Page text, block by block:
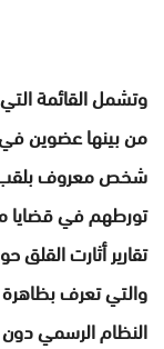
وتشمل القائمة
من بينها عضوين في
شخص معروف بلقب
تورطهم في قضايا
تقارير أثارت القلق
والتي تعرف بظاهرة
النظام الرسمي دون